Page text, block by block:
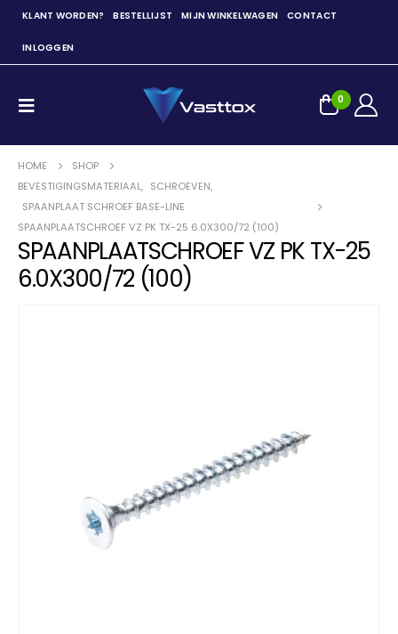
KLANT WORDEN? BESTELLIJST MIJN WINKELWAGEN CONTACT
INLOGGEN
0
HOME
SHOP
BEVESTIGINGSMATERIAAL, SCHROEVEN,
SPAANPLAAT SCHROEF BASE-LINE
SPAANPLAATSCHROEF VZ PK TX-25 6.0X300/72 (100)
SPAANPLAATSCHROEF VZ PK TX-25
6.0X300/72 (100)